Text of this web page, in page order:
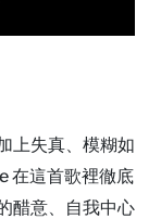
上失真、模糊如
在這首歌裡徹底
醋意、自我中心